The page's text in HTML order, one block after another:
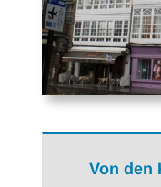
Von den